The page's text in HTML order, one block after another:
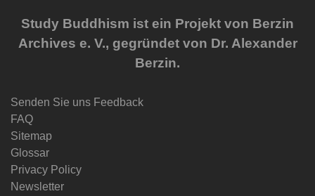
Study Buddhism ist ein Projekt von Berzin
Archives e. V., gegründet von Dr. Alexander
Berzin.
Senden Sie uns Feedback
FAQ
Sitemap
Glossar
Privacy Policy
Newsletter